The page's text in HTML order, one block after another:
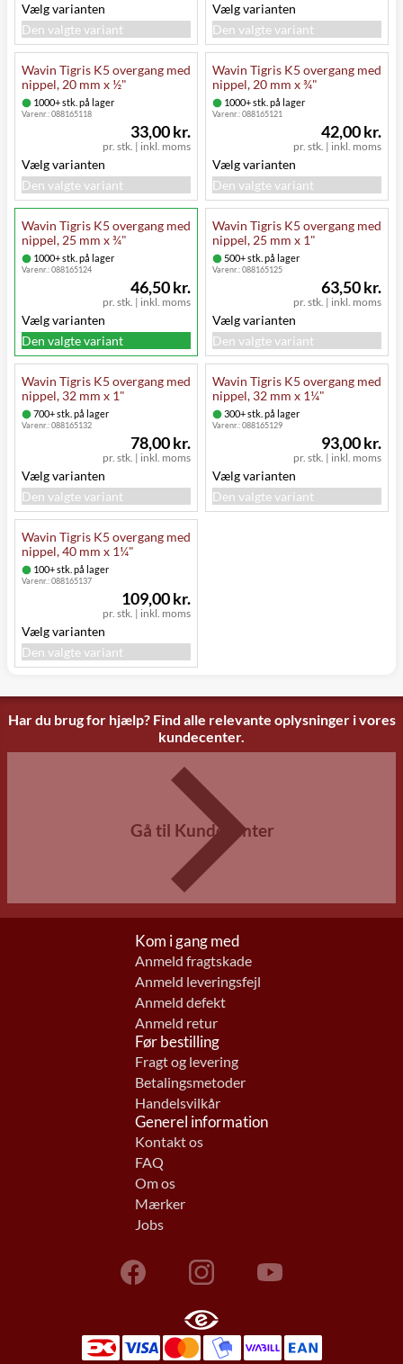
Vælg varianten
Den valgte variant
Vælg varianten
Den valgte variant
Wavin Tigris K5 overgang med
nippel, 20 mm x ½"
1000+ stk. på lager
Varenr.:088165118
pr. stk. | inkl. moms
33,00 kr.
Vælg varianten
Den valgte variant
Wavin Tigris K5 overgang med
nippel, 20 mm x ¾"
1000+ stk. på lager
Varenr.:088165121
pr. stk. | inkl. moms
42,00 kr.
Vælg varianten
Den valgte variant
Wavin Tigris K5 overgang med
nippel, 25 mm x ¾"
1000+ stk. på lager
Varenr.:088165124
pr. stk. | inkl. moms
46,50 kr.
Vælg varianten
Den valgte variant
Wavin Tigris K5 overgang med
nippel, 25 mm x 1"
500+ stk. på lager
Varenr.:088165125
pr. stk. | inkl. moms
63,50 kr.
Vælg varianten
Den valgte variant
Wavin Tigris K5 overgang med
nippel, 32 mm x 1"
700+ stk. på lager
Varenr.:088165132
pr. stk. | inkl. moms
78,00 kr.
Vælg varianten
Den valgte variant
Wavin Tigris K5 overgang med
nippel, 32 mm x 1¼"
300+ stk. på lager
Varenr.:088165129
pr. stk. | inkl. moms
93,00 kr.
Vælg varianten
Den valgte variant
Wavin Tigris K5 overgang med
nippel, 40 mm x 1¼"
100+ stk. på lager
Varenr.:088165137
pr. stk. | inkl. moms
109,00 kr.
Vælg varianten
Den valgte variant
Har du brug for hjælp? Find alle relevante oplysninger i vores
kundecenter.
Gå til Kundecenter
Kom i gang med
Anmeld fragtskade
Anmeld leveringsfejl
Anmeld defekt
Anmeld retur
Før bestilling
Fragt og levering
Betalingsmetoder
Handelsvilkår
Generel information
Kontakt os
FAQ
Om os
Mærker
Jobs